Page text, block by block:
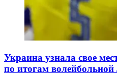
Украина узнала свое
по итогам